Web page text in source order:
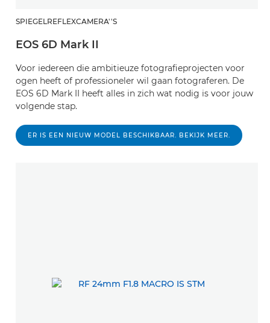
SPIEGELREFLEXCAMERA''S
EOS 6D Mark II
Voor iedereen die ambitieuze fotografieprojecten voor
ogen heeft of professioneler wil gaan fotograferen. De
EOS 6D Mark II heeft alles in zich wat nodig is voor jouw
volgende stap.
ER IS EEN NIEUW MODEL BESCHIKBAAR. BEKIJK MEER.